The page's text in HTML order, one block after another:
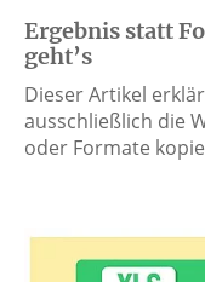
Ergebnis statt
geht’s
Dieser Artikel
ausschließlich die
oder Formate